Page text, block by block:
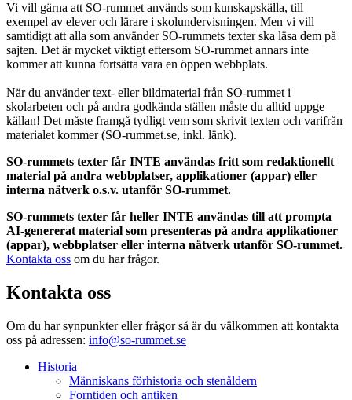
Vi vill gärna att SO-rummet används som kunskapskälla, till
exempel av elever och lärare i skolundervisningen. Men vi vill
samtidigt att alla som använder SO-rummets texter ska läsa dem på
sajten. Det är mycket viktigt eftersom SO-rummet annars inte
kommer att kunna fortsätta vara en öppen webbplats.
När du använder text- eller bildmaterial från SO-rummet i
skolarbeten och på andra godkända ställen måste du alltid uppge
källan! Det måste framgå tydligt vem som skrivit texten och varifrån
materialet kommer (SO-rummet.se, inkl. länk).
SO-rummets texter får INTE användas fritt som redaktionellt
material på andra webbplatser, applikationer (appar) eller
interna nätverk o.s.v. utanför SO-rummet.
SO-rummets texter får heller INTE användas till att prompta
AI-genererat material som presenteras på andra applikationer
(appar), webbplatser eller interna nätverk utanför SO-rummet.
Kontakta oss om du har frågor.
Kontakta oss
Om du har synpunkter eller frågor så är du välkommen att kontakta
oss på adressen: info@so-rummet.se
Historia
Människans förhistoria och stenåldern
Forntiden och antiken